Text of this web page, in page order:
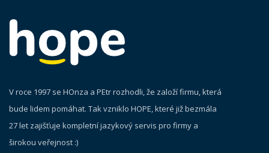
V roce 1997 se HOnza a PEtr rozhodli, že založí firmu, která
bude lidem pomáhat. Tak vzniklo HOPE, které již bezmála
27 let zajišťuje kompletní jazykový servis pro firmy a
širokou veřejnost :)